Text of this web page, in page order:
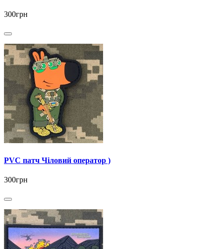
300грн
PVC патч Чіловий оператор )
300грн